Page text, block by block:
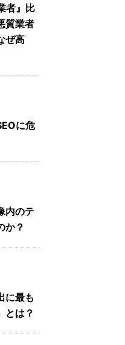
者』比
質業者
ぜ高
に危
内のテ
か？
に最も
とは？